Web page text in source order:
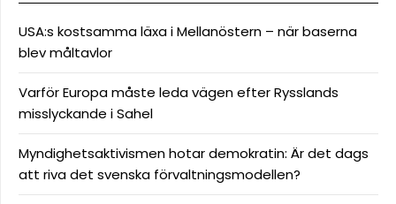
USA:s kostsamma läxa i Mellanöstern – när baserna
blev måltavlor
Varför Europa måste leda vägen efter Rysslands
misslyckande i Sahel
Myndighetsaktivismen hotar demokratin: Är det dags
att riva det svenska förvaltningsmodellen?